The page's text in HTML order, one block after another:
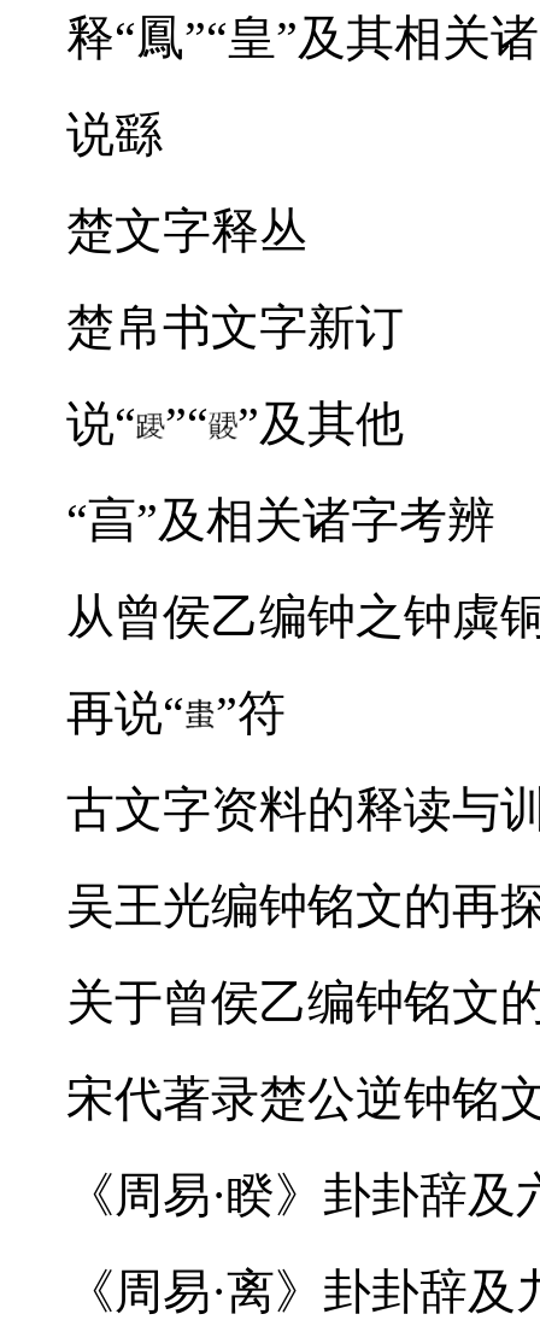
释“鳳”“皇”及其相关
说繇
楚文字释丛
楚帛书文字新订
说“ ”“ ”及其他
“亯”及相关诸字考辨
从曾侯乙编钟之钟虡
再说“
”符
古文字资料的释读与
吴王光编钟铭文的再
关于曾侯乙编钟铭文
宋代著录楚公逆钟铭
《周易·睽》卦卦辞
《周易·离》卦卦辞